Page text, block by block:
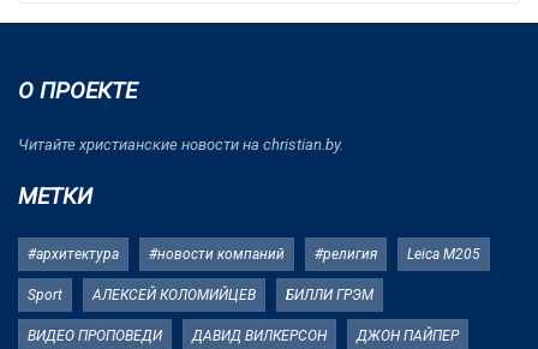
О ПРОЕКТЕ
Читайте христианские новости на christian.by.
МЕТКИ
#архитектура #новости компаний #религия Leica M205
Sport АЛЕКСЕЙ КОЛОМИЙЦЕВ БИЛЛИ ГРЭМ
ВИДЕО ПРОПОВЕДИ ДАВИД ВИЛКЕРСОН ДЖОН ПАЙПЕР